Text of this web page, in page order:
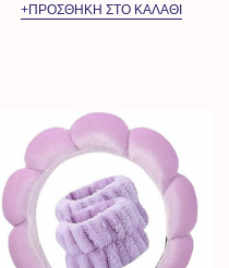
+ΠΡΟΣΘΉΚΗ ΣΤΟ ΚΑΛΆΘΙ